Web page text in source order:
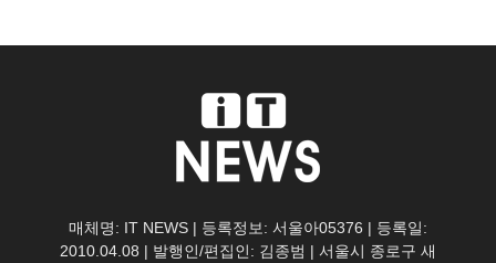
매체명: IT NEWS | 등록정보: 서울아05376 | 등록일:
2010.04.08 | 발행인/편집인: 김종범 | 서울시 종로구 새